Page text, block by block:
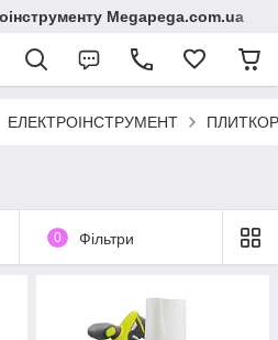
Megapega.com.ua
ЕЛЕКТРОІНСТРУМЕНТ
0 Фільтри